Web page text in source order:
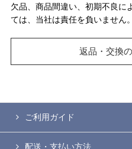
欠品、商品間違い、初期不良に
ては、当社は責任を負いません。
返品・交換
ご利用ガイド
配送・支払い方法